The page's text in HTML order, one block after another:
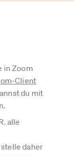
in Zoom
Client
du mit
alle
daher